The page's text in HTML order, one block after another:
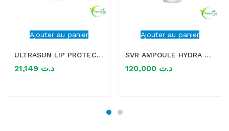
Ajouter au panier
ULTRASUN LIP PROTECTION SPF 50+ 4.8G
د.ت
Ajouter au panier
SVR AMPOULE HYDRA B 30ML PEAUX SENSIBLES 30ML
د.ت